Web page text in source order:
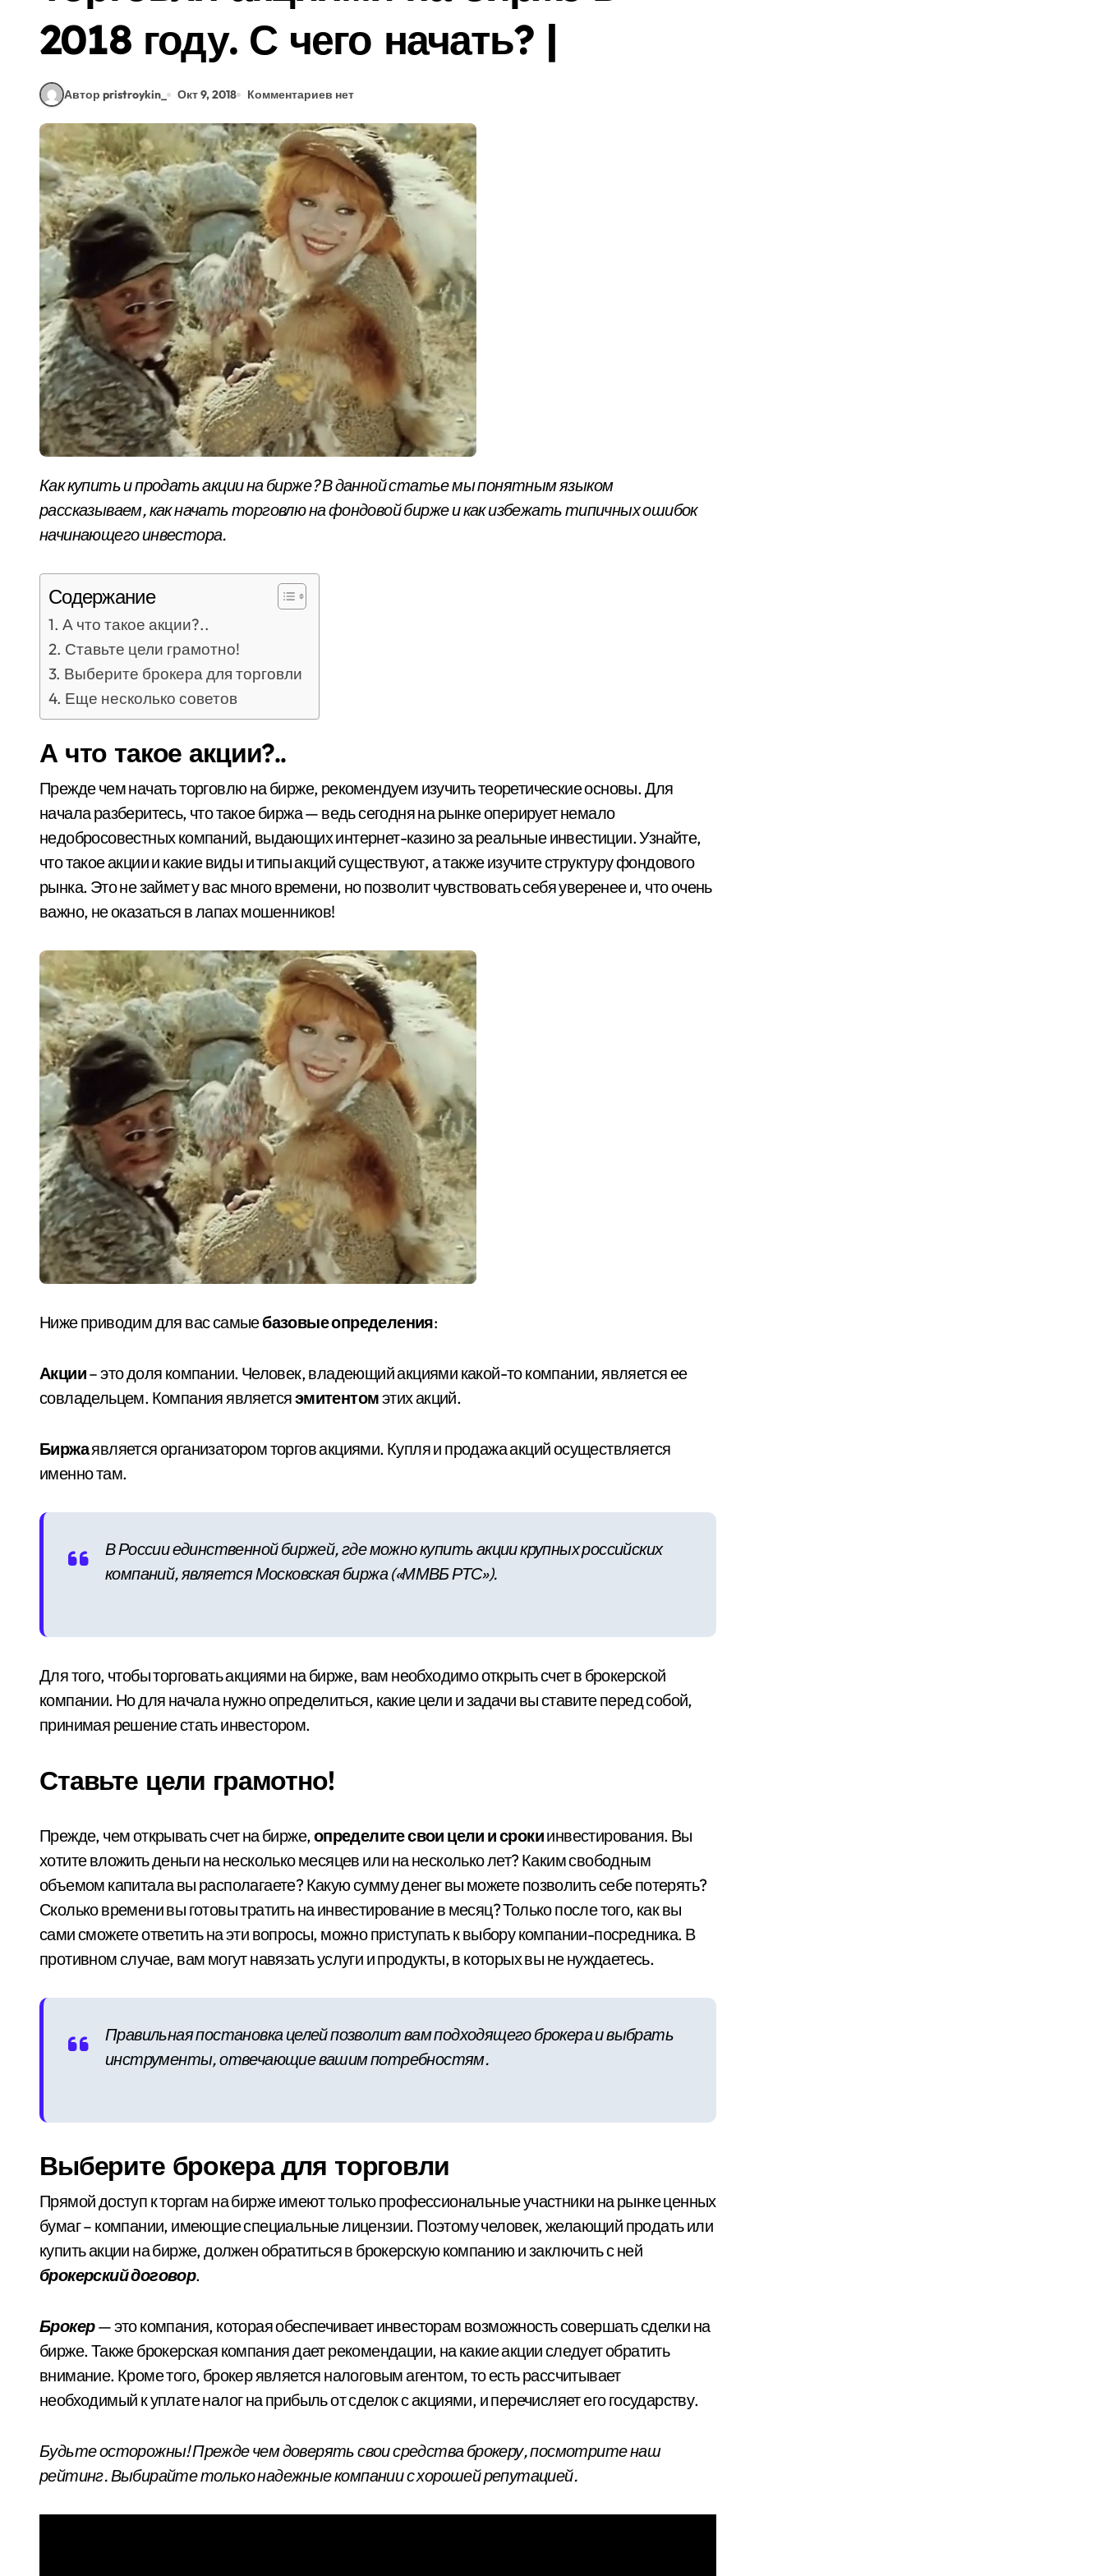
2018 году. С чего начать? |
Автор pristroykin_ Окт 9, 2018 Комментариев нет
Как купить и продать акции на бирже? В данной статье мы понятным языком
рассказываем, как начать торговлю на фондовой бирже и как избежать типичных ошибок
начинающего инвестора.
Содержание
А что такое акции?..
Ставьте цели грамотно!
Выберите брокера для торговли
Еще несколько советов
А что такое акции?..
Прежде чем начать торговлю на бирже, рекомендуем изучить теоретические основы. Для
начала разберитесь, что такое биржа — ведь сегодня на рынке оперирует немало
недобросовестных компаний, выдающих интернет-казино за реальные инвестиции. Узнайте,
что такое акции и какие виды и типы акций существуют, а также изучите структуру фондового
рынка. Это не займет у вас много времени, но позволит чувствовать себя уверенее и, что очень
важно, не оказаться в лапах мошенников!
Ниже приводим для вас самыебазовые определения:
Акции– это доля компании. Человек, владеющий акциями какой-то компании, является ее
совладельцем. Компания являетсяэмитентомэтих акций.
Биржаявляется организатором торгов акциями. Купля и продажа акций осуществляется
именно там.
В России единственной биржей, где можно купить акции крупных российских
компаний, является Московская биржа («ММВБ РТС»).
Для того, чтобы торговать акциями на бирже, вам необходимо открыть счет в брокерской
компании. Но для начала нужно определиться, какие цели и задачи вы ставите перед собой,
принимая решение стать инвестором.
Ставьте цели грамотно!
Прежде, чем открывать счет на бирже,определите свои цели и срокиинвестирования. Вы
хотите вложить деньги на несколько месяцев или на несколько лет? Каким свободным
объемом капитала вы располагаете? Какую сумму денег вы можете позволить себе потерять?
Сколько времени вы готовы тратить на инвестирование в месяц? Только после того, как вы
сами сможете ответить на эти вопросы, можно приступать к выбору компании-посредника. В
противном случае, вам могут навязать услуги и продукты, в которых вы не нуждаетесь.
Правильная постановка целей позволит вам подходящего брокера и выбрать
инструменты, отвечающие вашим потребностям.
Выберите брокера для торговли
Прямой доступ к торгам на бирже имеют только профессиональные участники на рынке ценных
бумаг – компании, имеющие специальные лицензии. Поэтому человек, желающий продать или
купить акции на бирже, должен обратиться в брокерскую компанию и заключить с ней
брокерский договор.
Брокер— это компания, которая обеспечивает инвесторам возможность совершать сделки на
бирже. Также брокерская компания дает рекомендации, на какие акции следует обратить
внимание. Кроме того, брокер является налоговым агентом, то есть рассчитывает
необходимый к уплате налог на прибыль от сделок с акциями, и перечисляет его государству.
Будьте осторожны! Прежде чем доверять свои средства брокеру, посмотрите наш
рейтинг. Выбирайте только надежные компании с хорошей репутацией.